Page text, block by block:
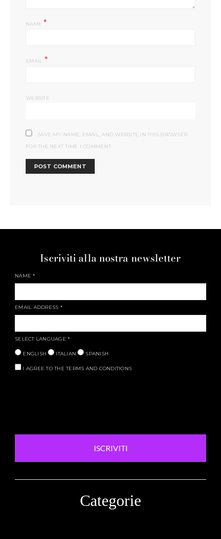
NAME*
EMAIL *
WEBSITE
SAVE MY NAME, EMAIL, AND WEBSITE IN THIS BROWSER
FOR THE NEXT TIME I COMMENT.
Iscriviti alla nostra newsletter
NAME*
EMAIL ADDRESS *
SELECT LANGUAGE *
ENGLISH ITALIAN SPANISH
I AGREE TO THE TERMS AND CONDITIONS
ISCRIVITI
Categorie